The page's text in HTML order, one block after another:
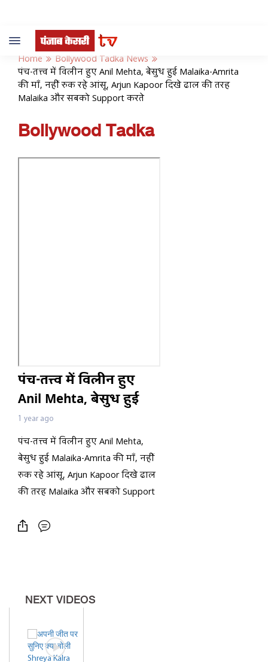
Toggle
navigation
Home
Bollywood Tadka News
पंच-तत्त्व में विलीन हुए Anil Mehta, बेसुध हुई Malaika-Amrita
की माँ, नहीं रुक रहे आंसू, Arjun Kapoor दिखे ढाल की तरह
Malaika और सबको Support करते
Bollywood Tadka
पंच-तत्त्व में विलीन हुए
Anil Mehta, बेसुध हुई
Malaika-Amrita की माँ,
नहीं रुक रहे आंसू, Arjun
Kapoor दिखे ढाल की
तरह Malaika और सबको
Support करते
1 year ago
पंच-तत्त्व में विलीन हुए Anil Mehta,
बेसुध हुई Malaika-Amrita की माँ, नहीं
रुक रहे आंसू, Arjun Kapoor दिखे ढाल
की तरह Malaika और सबको Support
के दुख में शामिल, Kareena-Saif-
NEXT VIDEOS